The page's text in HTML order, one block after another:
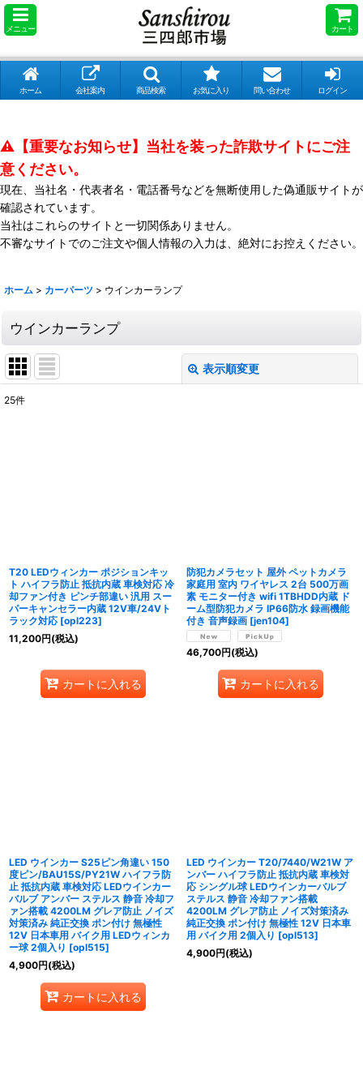
メニュー カート
ホーム 会社案内 商品検索 お気に入り 問い合わせ ログイン
⚠️【重要なお知らせ】当社を装った詐欺サイトにご注
意ください。
現在、当社名・代表者名・電話番号などを無断使用した偽通販サイトが
確認されています。
当社はこれらのサイトと一切関係ありません。
不審なサイトでのご注文や個人情報の入力は、絶対にお控えください。
ホーム > カーパーツ > ウインカーランプ
ウインカーランプ
表示順変更
25件
T20 LEDウィンカー ポジションキッ
ト ハイフラ防止 抵抗内蔵 車検対応 冷
却ファン付き ピンチ部違い 汎用 スー
パーキャンセラー内蔵 12V車/24Vト
ラック対応 [opl223]
11,200円(税込)
カートに入れる
防犯カメラセット 屋外 ペットカメラ
家庭用 室内 ワイヤレス 2台 500万画
素 モニター付き wifi 1TBHDD内蔵 ド
ーム型防犯カメラ IP66防水 録画機能
付き 音声録画 [jen104]
46,700円(税込)
カートに入れる
LED ウインカー S25ピン角違い 150
度ピン/BAU15S/PY21W ハイフラ防
止 抵抗内蔵 車検対応 LEDウインカー
バルブ アンバー ステルス 静音 冷却フ
ァン搭載 4200LM グレア防止 ノイズ
対策済み 純正交換 ポン付け 無極性
12V 日本車用 バイク用 LEDウィンカ
ー球 2個入り [opl515]
4,900円(税込)
カートに入れる
LED ウインカー T20/7440/W21W ア
ンバー ハイフラ防止 抵抗内蔵 車検対
応 シングル球 LEDウインカーバルブ
ステルス 静音 冷却ファン搭載
4200LM グレア防止 ノイズ対策済み
純正交換 ポン付け 無極性 12V 日本車
用 バイク用 2個入り [opl513]
4,900円(税込)